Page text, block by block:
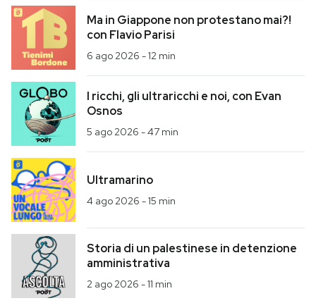
CALENDARIO
AREA PERSONALE
Entra
Ma in Giappone non protestano mai?!
con Flavio Parisi
6 ago 2026 -12 min
I ricchi, gli ultraricchi e noi, con Evan
Osnos
5 ago 2026 -47 min
Ultramarino
4 ago 2026 -15 min
Storia di un palestinese in detenzione
amministrativa
2 ago 2026 -11 min